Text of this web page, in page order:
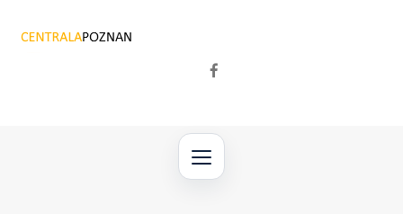
treści